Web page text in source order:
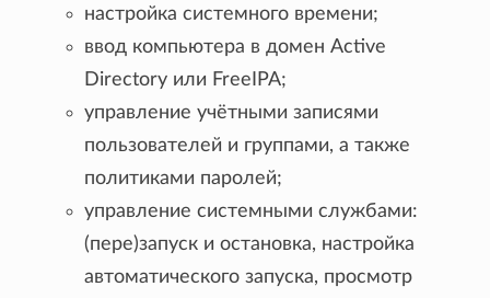
настройка системного времени;
ввод компьютера в домен Active
Directory или FreeIPA;
управление учётными записями
пользователей и группами, а также
политиками паролей;
управление системными службами:
(пере)запуск и остановка, настройка
автоматического запуска, просмотр